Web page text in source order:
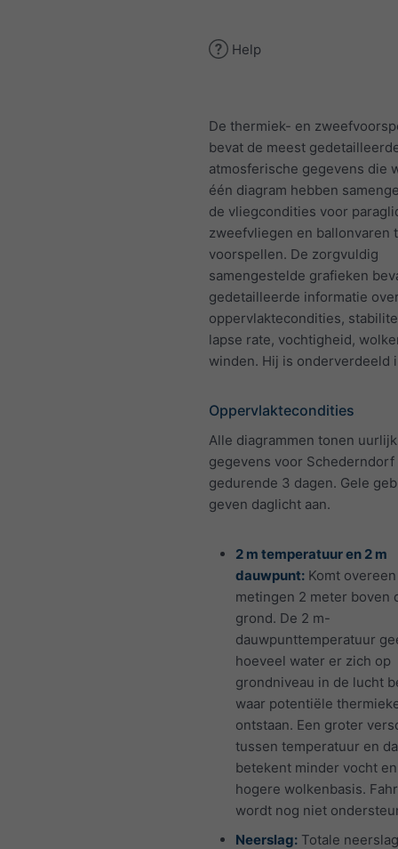
Help
De thermiek- en
bevat de meest
atmosferische gegevens die
één diagram hebben
de vliegcondities voor
zweefvliegen en ballonvaren
voorspellen. De zorgvuldig
samengestelde grafieken
gedetailleerde informatie
oppervlaktecondities,
lapse rate, vochtigheid,
winden. Hij is onderverdeeld
Oppervlaktecondities
Alle diagrammen tonen
gegevens voor Schederndorf
gedurende 3 dagen. Gele
geven daglicht aan.
2 m temperatuur en 2 m
dauwpunt: Komt
metingen 2 meter boven
grond. De 2 m-
dauwpunttemperatuur
hoeveel water er zich op
grondniveau in de lucht
waar potentiële
ontstaan. Een groter
tussen temperatuur en
betekent minder vocht
hogere wolkenbasis.
wordt nog niet
Neerslag: Totale